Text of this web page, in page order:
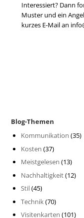
Interessiert? Dann
Muster und ein
kurzes E-Mail an
Blog-Themen
Kommunikation (35)
Kosten (37)
Meistgelesen (13)
Nachhaltigkeit(12)
Stil(45)
Technik(70)
Visitenkarten (101)